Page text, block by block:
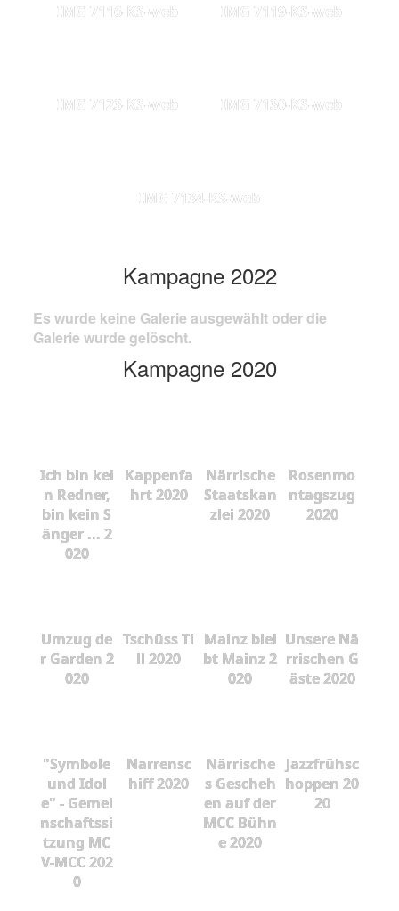
IMG 7116-KS-web IMG 7119-KS-web
IMG 7123-KS-web IMG 7130-KS-web
IMG 7134-KS-web
Kampagne 2022
Es wurde keine Galerie ausgewählt oder die
Galerie wurde gelöscht.
Kampagne 2020
Ich bin kei
n Redner,
bin kein S
änger ... 2
020
Kappenfa
hrt 2020
Närrische
Staatskan
zlei 2020
Rosenmo
ntagszug
2020
Umzug de
r Garden 2
020
Tschüss Ti
ll 2020
Mainz blei
bt Mainz 2
020
Unsere Nä
rrischen G
äste 2020
"Symbole
und Idol
e" - Gemei
nschaftssi
tzung MC
V-MCC 202
0
Narrensc
hiff 2020
Närrische
s Gescheh
en auf der
MCC Bühn
e 2020
Jazzfrühsc
hoppen 20
20